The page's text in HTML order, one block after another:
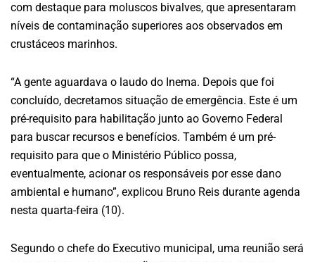
com destaque para moluscos bivalves, que apresentaram
níveis de contaminação superiores aos observados em
crustáceos marinhos.
“A gente aguardava o laudo do Inema. Depois que foi
concluído, decretamos situação de emergência. Este é um
pré-requisito para habilitação junto ao Governo Federal
para buscar recursos e benefícios. Também é um pré-
requisito para que o Ministério Público possa,
eventualmente, acionar os responsáveis por esse dano
ambiental e humano”, explicou Bruno Reis durante agenda
nesta quarta-feira (10).
Segundo o chefe do Executivo municipal, uma reunião será